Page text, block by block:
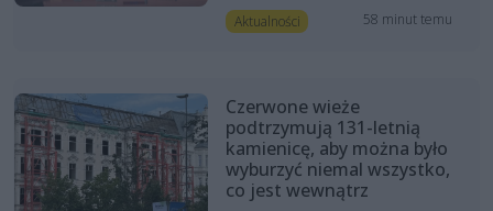
Aktualności 58 minut temu
Czerwone wieże
podtrzymują 131-letnią
kamienicę, aby można było
wyburzyć niemal wszystko,
co jest wewnątrz